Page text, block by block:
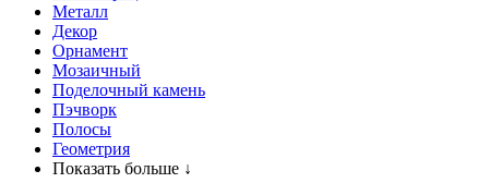
Металл
Декор
Орнамент
Мозаичный
Поделочный камень
Пэчворк
Полосы
Геометрия
Показать больше ↓